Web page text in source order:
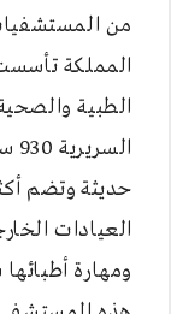
من
الطبية
العيادات
ومهارة